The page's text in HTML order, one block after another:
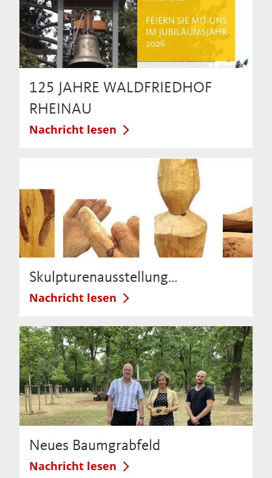
125 JAHRE WALDFRIEDHOF
RHEINAU
Nachricht lesen
Skulpturenausstellung…
Nachricht lesen
Neues Baumgrabfeld
Nachricht lesen